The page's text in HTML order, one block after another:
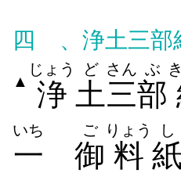
四 、浄土三
▲ 浄
じょう
土
ど
三
さん
部
ぶ
一
いち
御
ご
料
りょう
紙
し